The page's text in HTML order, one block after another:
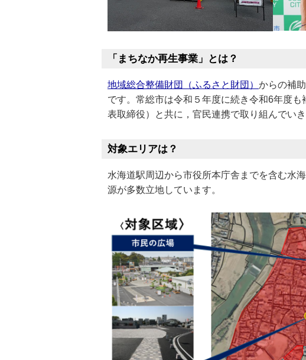
「まちなか再生事業」とは？
地域総合整備財団（ふるさと財団） からの補
です。常総市は令和５年度に続き令和6年度
表取締役）と共に，官民連携で取り組んでいき
対象エリアは？
水海道駅周辺から市役所本庁舎までを含む水
源が多数立地しています。